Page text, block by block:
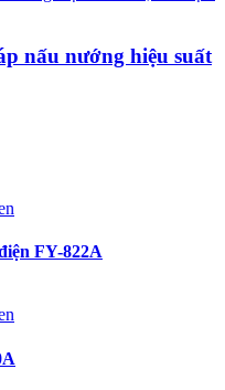
nấu nướng hiệu suất
FY-822A